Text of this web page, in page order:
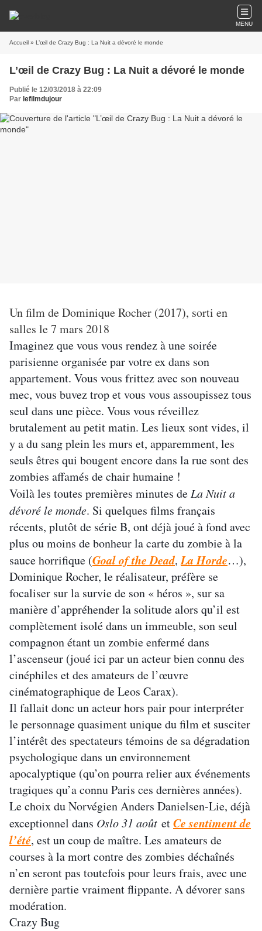
MENU
Accueil » L’œil de Crazy Bug : La Nuit a dévoré le monde
L’œil de Crazy Bug : La Nuit a dévoré le monde
Publié le 12/03/2018 à 22:09
Par lefilmdujour
Un film de Dominique Rocher (2017), sorti en
salles le 7 mars 2018
Imaginez que vous vous rendez à une soirée
parisienne organisée par votre ex dans son
appartement. Vous vous frittez avec son nouveau
mec, vous buvez trop et vous vous assoupissez tous
seul dans une pièce. Vous vous réveillez
brutalement au petit matin. Les lieux sont vides, il
y a du sang plein les murs et, apparemment, les
seuls êtres qui bougent encore dans la rue sont des
zombies affamés de chair humaine !
Voilà les toutes premières minutes de La Nuit a
dévoré le monde. Si quelques films français
récents, plutôt de série B, ont déjà joué à fond avec
plus ou moins de bonheur la carte du zombie à la
sauce horrifique (Goal of the Dead,La Horde…),
Dominique Rocher, le réalisateur, préfère se
focaliser sur la survie de son « héros », sur sa
manière d’appréhender la solitude alors qu’il est
complètement isolé dans un immeuble, son seul
compagnon étant un zombie enfermé dans
l’ascenseur (joué ici par un acteur bien connu des
cinéphiles et des amateurs de l’œuvre
cinématographique de Leos Carax).
Il fallait donc un acteur hors pair pour interpréter
le personnage quasiment unique du film et susciter
l’intérêt des spectateurs témoins de sa dégradation
psychologique dans un environnement
apocalyptique (qu’on pourra relier aux événements
tragiques qu’a connu Paris ces dernières années).
Le choix du Norvégien Anders Danielsen-Lie, déjà
exceptionnel dans Oslo 31 août etCe sentiment de
l’été, est un coup de maître. Les amateurs de
courses à la mort contre des zombies déchaînés
n’en seront pas toutefois pour leurs frais, avec une
dernière partie vraiment flippante. A dévorer sans
modération.
Crazy Bug